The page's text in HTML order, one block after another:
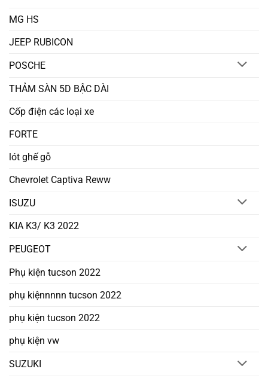
MG HS
JEEP RUBICON
POSCHE
THẢM SÀN 5D BẬC DÀI
Cốp điện các loại xe
FORTE
lót ghế gỗ
Chevrolet Captiva Reww
ISUZU
KIA K3/ K3 2022
PEUGEOT
Phụ kiện tucson 2022
phụ kiệnnnnn tucson 2022
phụ kiện tucson 2022
phụ kiện vw
SUZUKI